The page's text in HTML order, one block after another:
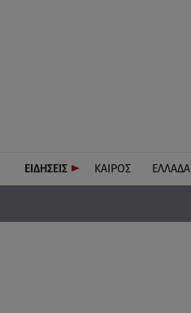
ΕΙΔΗΣΕΙΣ ΚΑΙΡΟΣ ΕΛΛΑΔΑ